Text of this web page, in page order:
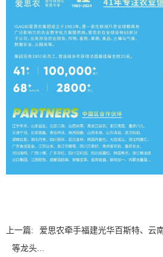
上一篇:
爱思农牵手福建光华百斯特、云
等龙头...